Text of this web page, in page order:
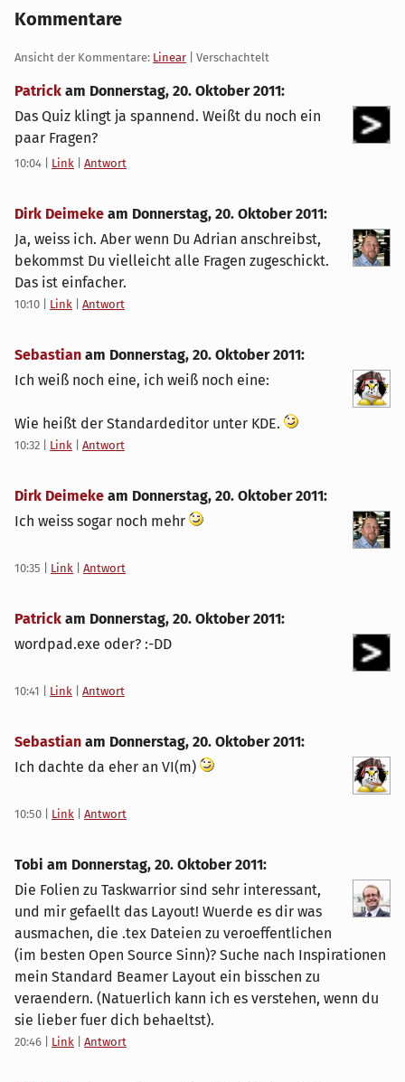
Kommentare
Ansicht der Kommentare: Linear | Verschachtelt
Patrick am Donnerstag, 20. Oktober 2011:
Das Quiz klingt ja spannend. Weißt du noch ein
paar Fragen?
10:04 Link Antwort
Dirk Deimeke am Donnerstag, 20. Oktober 2011:
Ja, weiss ich. Aber wenn Du Adrian anschreibst,
bekommst Du vielleicht alle Fragen zugeschickt.
Das ist einfacher.
10:10 Link Antwort
Sebastian am Donnerstag, 20. Oktober 2011:
Ich weiß noch eine, ich weiß noch eine:
Wie heißt der Standardeditor unter KDE.
10:32 Link Antwort
Dirk Deimeke am Donnerstag, 20. Oktober 2011:
Ich weiss sogar noch mehr
10:35 Link Antwort
Patrick am Donnerstag, 20. Oktober 2011:
wordpad.exe oder? :-DD
10:41 Link Antwort
Sebastian am Donnerstag, 20. Oktober 2011:
Ich dachte da eher an VI(m)
10:50 Link Antwort
Tobi am Donnerstag, 20. Oktober 2011:
Die Folien zu Taskwarrior sind sehr interessant,
und mir gefaellt das Layout! Wuerde es dir was
ausmachen, die .tex Dateien zu veroeffentlichen
(im besten Open Source Sinn)? Suche nach Inspirationen
mein Standard Beamer Layout ein bisschen zu
veraendern. (Natuerlich kann ich es verstehen, wenn du
sie lieber fuer dich behaeltst).
20:46 Link Antwort